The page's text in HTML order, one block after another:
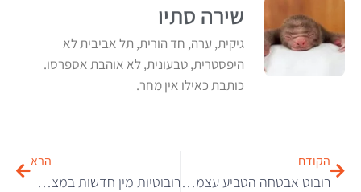
שירה סתיו
גיקית, ערה, חד הורית, תל אביבית לא
היפסטרית, טבעונית, לא אוהבת אספרסו.
כותבת כאילו אין מחר.
הקודם
רובוט אבטחה הטביע עצמו בבריכה מלאכותית במרכז קניות
הבא
רובוטיות מין חדשות במצב “פריג’ידי” יאפשרו לגברים לדמות אונס